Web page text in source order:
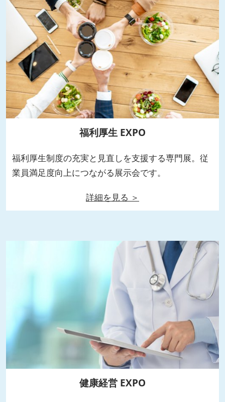
福利厚生 EXPO
福利厚生制度の充実と見直しを支援する専門展。従
業員満足度向上につながる展示会です。
詳細を見る ＞
健康経営 EXPO